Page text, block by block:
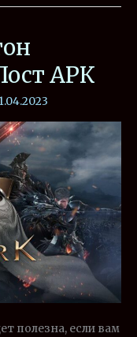
АРК
полезна, если вам